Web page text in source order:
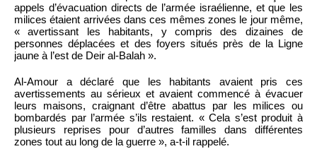
appels d’évacuation directs de l’armée israélienne, et que les
milices étaient arrivées dans ces mêmes zones le jour même,
« avertissant les habitants, y compris des dizaines de
personnes déplacées et des foyers situés près de la Ligne
jaune à l’est de Deir al-Balah ».
Al-Amour a déclaré que les habitants avaient pris ces
avertissements au sérieux et avaient commencé à évacuer
leurs maisons, craignant d’être abattus par les milices ou
bombardés par l’armée s’ils restaient. « Cela s’est produit à
plusieurs reprises pour d’autres familles dans différentes
zones tout au long de la guerre », a-t-il rappelé.